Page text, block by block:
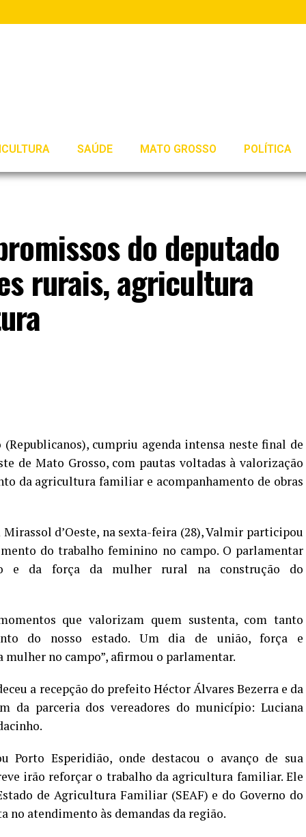
SAÚDE MATO GROSSO POLÍTICA
do deputado
rurais, agricultura
cumpriu agenda intensa neste final de
de Mato Grosso, com pautas voltadas à valorização
da agricultura familiar e acompanhamento de obras
d’Oeste, na sexta-feira (28), Valmir participou
do trabalho feminino no campo. O parlamentar
e da força da mulher rural na construção do
que valorizam quem sustenta, com tanto
do nosso estado. Um dia de união, força e
no campo”, afirmou o parlamentar.
a recepção do prefeito Héctor Álvares Bezerra e da
da parceria dos vereadores do município: Luciana
Porto Esperidião, onde destacou o avanço de sua
irão reforçar o trabalho da agricultura familiar. Ele
de Agricultura Familiar (SEAF) e do Governo do
no atendimento às demandas da região.